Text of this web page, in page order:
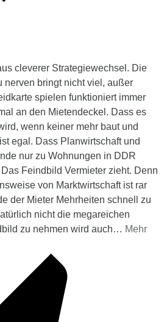
cleverer Strategiewechsel. Die
nerven bringt nicht viel, außer
spielen funktioniert immer
an den Mietendeckel. Dass es
wenn keiner mehr baut und
egal. Dass Planwirtschaft und
nur zu Wohnungen in DDR
Feindbild Vermieter zieht. Denn
von Marktwirtschaft ist rar
der Mieter Mehrheiten schnell zu
nicht die megareichen
zu nehmen wird auch… Mehr